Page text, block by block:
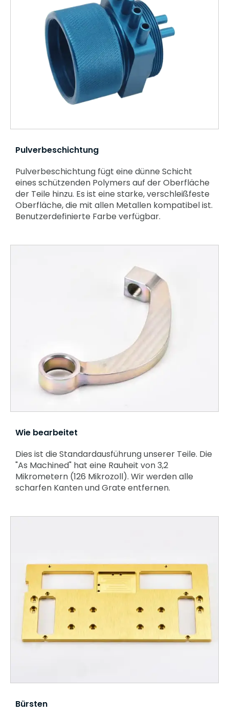
Pulverbeschichtung
Pulverbeschichtung fügt eine dünne Schicht
eines schützenden Polymers auf der Oberfläche
der Teile hinzu. Es ist eine starke, verschleißfeste
Oberfläche, die mit allen Metallen kompatibel ist.
Benutzerdefinierte Farbe verfügbar.
Wie bearbeitet
Dies ist die Standardausführung unserer Teile. Die
"As Machined" hat eine Rauheit von 3,2
Mikrometern (126 Mikrozoll). Wir werden alle
scharfen Kanten und Grate entfernen.
Bürsten